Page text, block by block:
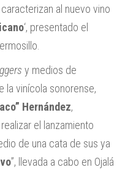
al nuevo vino
‘, presentado el
y medios de
la vinícola sonorense,
Hernández,
el lanzamiento
de una cata de sus ya
”, llevada a cabo en Ojalá